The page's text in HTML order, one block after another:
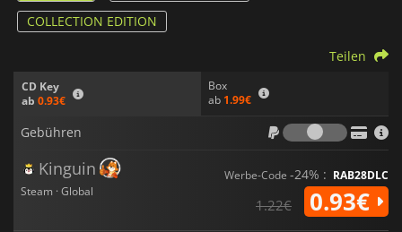
COLLECTION EDITION
CD Key
ab 0.93€
Box
ab 1.99€
Teilen
Gebühren
Kinguin
Steam · Global
Werbe-Code -24% : RAB28DLC
1.22€ 0.93€